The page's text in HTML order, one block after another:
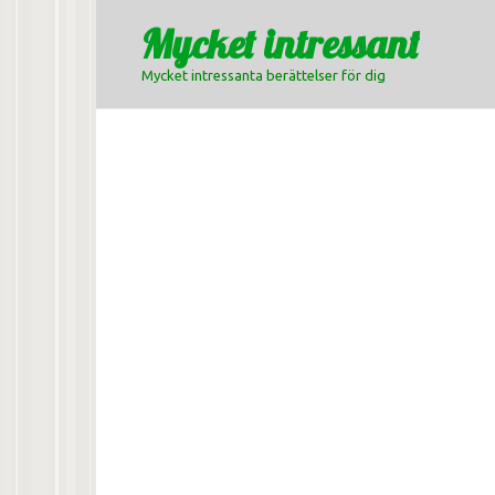
Mycket intressant
Mycket intressanta berättelser för dig